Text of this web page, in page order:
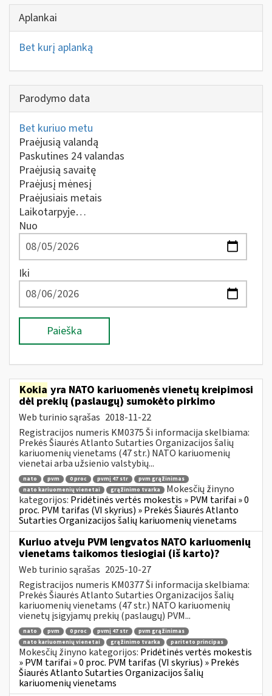
Aplankai
Bet kurį aplanką
Parodymo data
Bet kuriuo metu
Praėjusią valandą
Paskutines 24 valandas
Praėjusią savaitę
Praėjusį mėnesį
Praėjusiais metais
Laikotarpyje…
Nuo
Iki
Paieška
Kokia yra NATO kariuomenės vienetų kreipimosi
dėl prekių (paslaugų) sumokėto pirkimo
Web turinio sąrašas 2018-11-22
Registracijos numeris KM0375 Ši informacija skelbiama:
Prekės Šiaurės Atlanto Sutarties Organizacijos šalių
kariuomenių vienetams (47 str.) NATO kariuomenių
vienetai arba užsienio valstybių...
nato pvm 0 proc pvmį 47 str
pvm grąžinimas
nato kariuomenių vienetai
grąžinimo tvarka
Mokesčių žinyno
kategorijos: Pridėtinės vertės mokestis » PVM tarifai » 0
proc. PVM tarifas (VI skyrius) » Prekės Šiaurės Atlanto
Sutarties Organizacijos šalių kariuomenių vienetams
Kuriuo atveju PVM lengvatos NATO kariuomenių
vienetams taikomos tiesiogiai (iš karto)?
Web turinio sąrašas 2025-10-27
Registracijos numeris KM0377 Ši informacija skelbiama:
Prekės Šiaurės Atlanto Sutarties Organizacijos šalių
kariuomenių vienetams (47 str.) NATO kariuomenių
vienetų įsigyjamų prekių (paslaugų) PVM...
nato pvm 0 proc pvmį 47 str
pvm grąžinimas
nato kariuomenių vienetai
grąžinimo tvarka pariteto principas
Mokesčių žinyno kategorijos: Pridėtinės vertės mokestis
» PVM tarifai » 0 proc. PVM tarifas (VI skyrius) » Prekės
Šiaurės Atlanto Sutarties Organizacijos šalių
kariuomenių vienetams